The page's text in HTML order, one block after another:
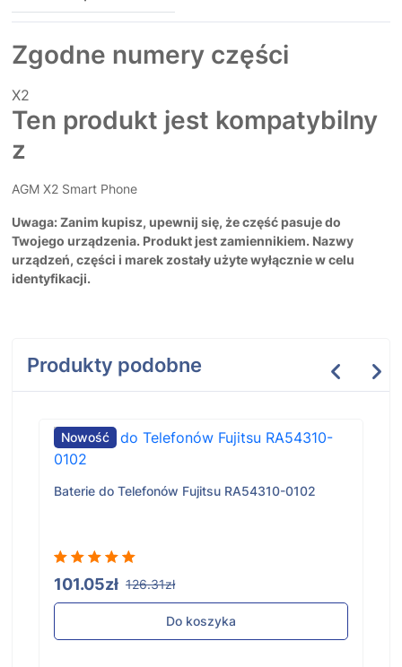
Zgodne numery części
X2
Ten produkt jest kompatybilny
z
AGM X2 Smart Phone
Uwaga: Zanim kupisz, upewnij się, że część pasuje do
Twojego urządzenia. Produkt jest zamiennikiem. Nazwy
urządzeń, części i marek zostały użyte wyłącznie w celu
identyfikacji.
Produkty podobne
Nowość
Baterie do Telefonów Fujitsu RA54310-0102
101.05zł 126.31zł
Do koszyka